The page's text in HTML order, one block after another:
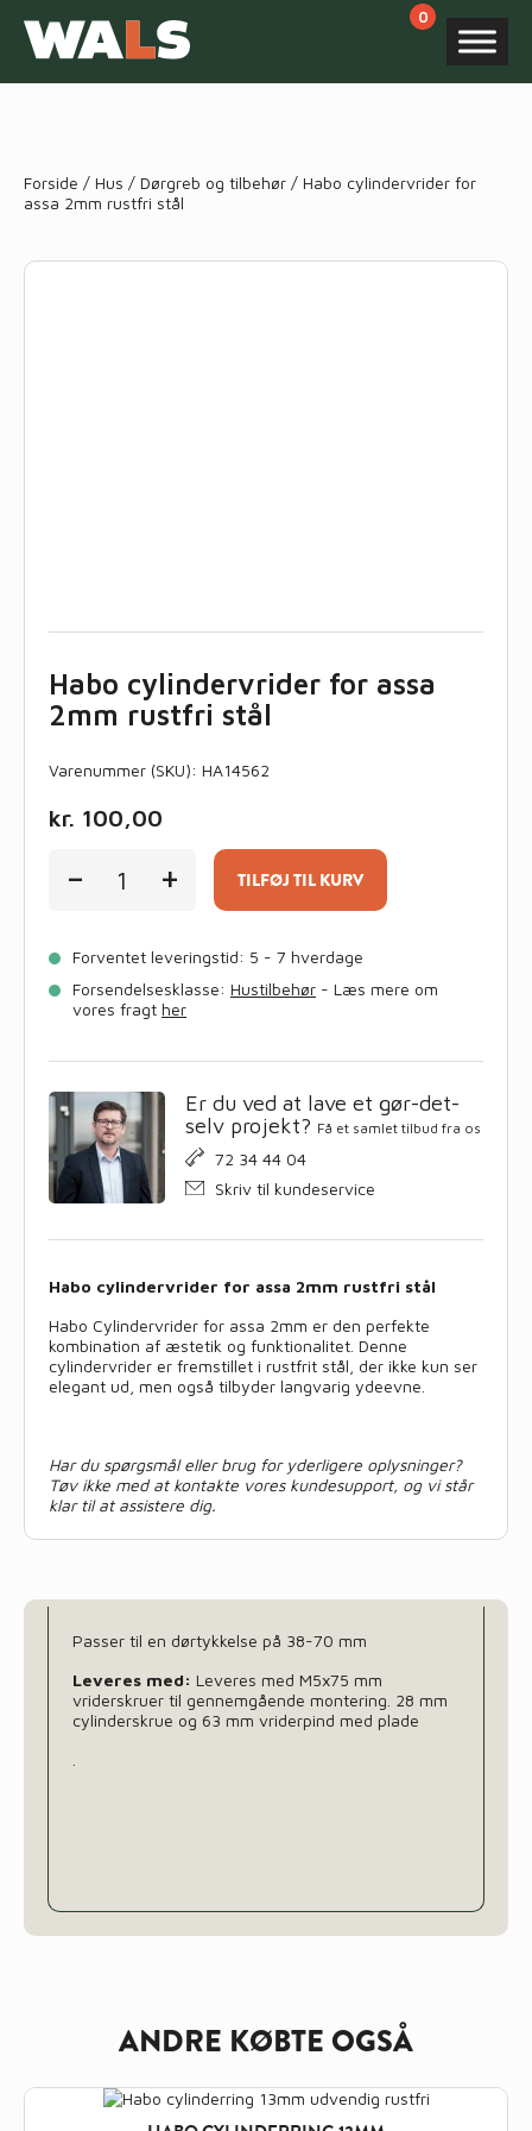
Forside / Hus / Dørgreb og tilbehør / Habo cylindervrider for
assa 2mm rustfri stål
Habo cylindervrider for assa
2mm rustfri stål
Varenummer (SKU): HA14562
kr. 100,00
-
cylindervrider
rustfri
antal
+ TILFØJ TIL KURV
Forventet leveringstid: 5 - 7 hverdage
Forsendelsesklasse: Hustilbehør - Læs mere om
vores fragt her
Er du ved at lave et gør-det-
selv projekt? Få et samlet tilbud fra os
72 34 44 04
Skriv til kundeservice
Habo cylindervrider for assa 2mm rustfri stål
Habo Cylindervrider for assa 2mm er den perfekte
kombination af æstetik og funktionalitet. Denne
cylindervrider er fremstillet i rustfrit stål, der ikke kun ser
elegant ud, men også tilbyder langvarig ydeevne.
Har du spørgsmål eller brug for yderligere oplysninger?
Tøv ikke med at kontakte vores kundesupport, og vi står
klar til at assistere dig.
Passer til en dørtykkelse på 38-70 mm
Leveres med: Leveres med M5x75 mm
vriderskruer til gennemgående montering. 28 mm
cylinderskrue og 63 mm vriderpind med plade
ANDRE KØBTE OGSÅ